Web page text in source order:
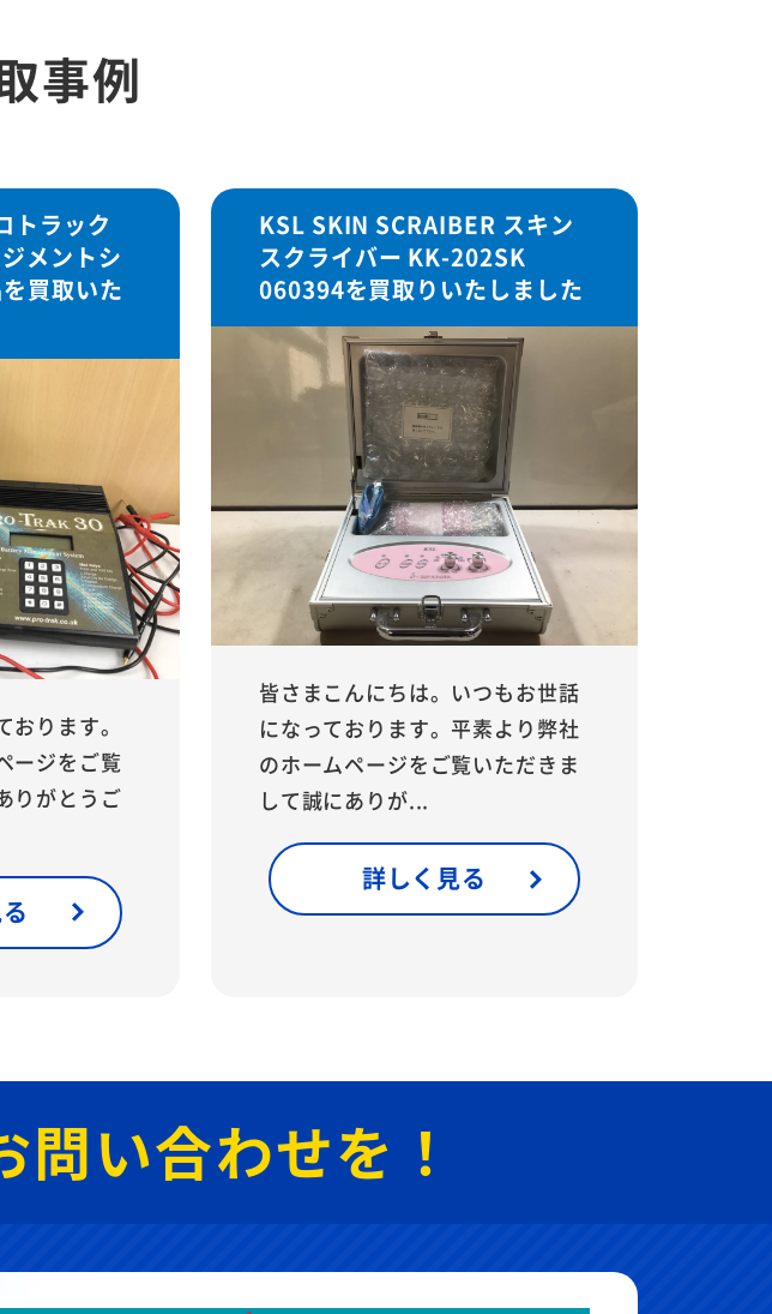
事例
トラック
メントシ
買取いた
ります。
ージをご覧
りがとうご
KSL SKIN SCRAIBER スキン
スクライバー KK-202SK
060394を買取りいたしました
皆さまこんにちは。いつもお世話
になっております。平素より弊社
のホームページをご覧いただきま
して誠にありが...
詳しく見る
問い合わせを！